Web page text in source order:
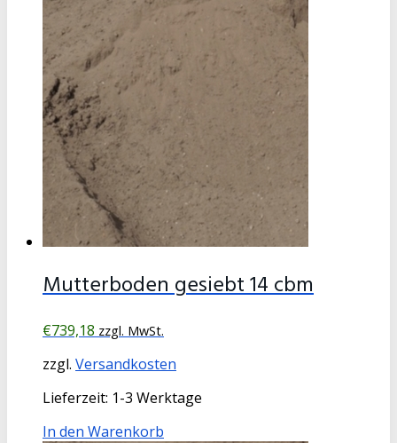
Mutterboden gesiebt 14 cbm
€739,18 zzgl. MwSt.
zzgl. Versandkosten
Lieferzeit: 1-3 Werktage
In den Warenkorb